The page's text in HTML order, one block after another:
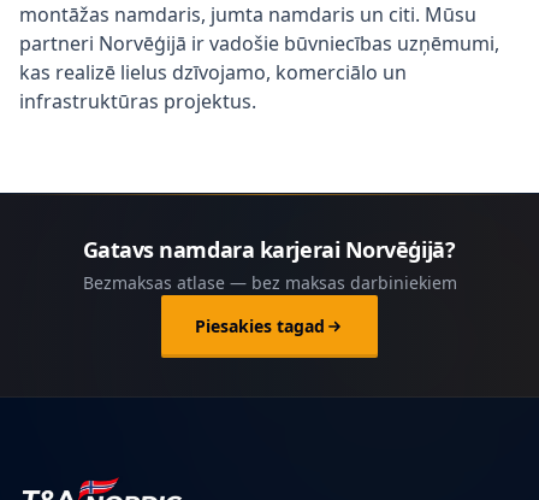
montāžas namdaris, jumta namdaris un citi. Mūsu
partneri Norvēģijā ir vadošie būvniecības uzņēmumi,
kas realizē lielus dzīvojamo, komerciālo un
infrastruktūras projektus.
Gatavs namdara karjerai Norvēģijā?
Bezmaksas atlase — bez maksas darbiniekiem
Piesakies tagad